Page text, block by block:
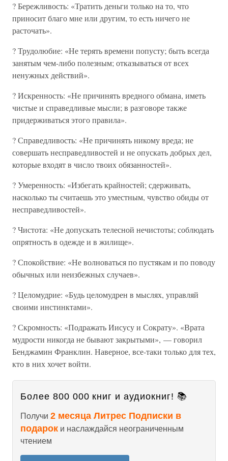
? Бережливость: «Тратить деньги только на то, что
приносит благо мне или другим, то есть ничего не
расточать».
? Трудолюбие: «Не терять времени попусту; быть всегда
занятым чем-либо полезным; отказываться от всех
ненужных действий».
? Искренность: «Не причинять вредного обмана, иметь
чистые и справедливые мысли; в разговоре также
придерживаться этого правила».
? Справедливость: «Не причинять никому вреда; не
совершать несправедливостей и не опускать добрых дел,
которые входят в число твоих обязанностей».
? Умеренность: «Избегать крайностей; сдерживать,
насколько ты считаешь это уместным, чувство обиды от
несправедливостей».
? Чистота: «Не допускать телесной нечистоты; соблюдать
опрятность в одежде и в жилище».
? Спокойствие: «Не волноваться по пустякам и по поводу
обычных или неизбежных случаев».
? Целомудрие: «Будь целомудрен в мыслях, управляй
своими инстинктами».
? Скромность: «Подражать Иисусу и Сократу». «Врата
мудрости никогда не бывают закрытыми», — говорил
Бенджамин Франклин. Наверное, все-таки только для тех,
кто в них хочет войти.
Более 800 000 книг и аудиокниг! 📚
Получи 2 месяца Литрес Подписки в
подарок и наслаждайся неограниченным
чтением